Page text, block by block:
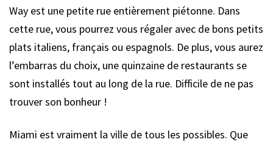
Way est une petite rue entièrement piétonne. Dans
cette rue, vous pourrez vous régaler avec de bons petits
plats italiens, français ou espagnols. De plus, vous aurez
l’embarras du choix, une quinzaine de restaurants se
sont installés tout au long de la rue. Difficile de ne pas
trouver son bonheur !
Miami est vraiment la ville de tous les possibles. Que